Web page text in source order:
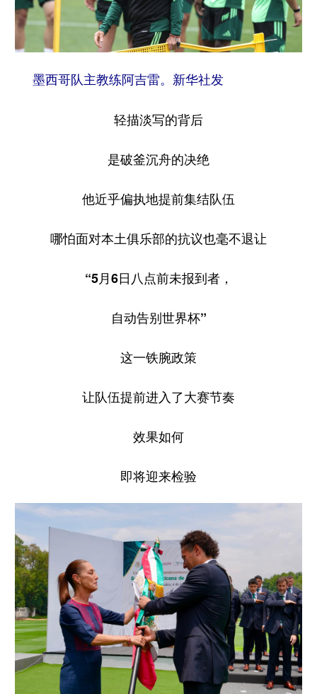
墨西哥队主教练阿吉雷。新华社发
轻描淡写的背后
是破釜沉舟的决绝
他近乎偏执地提前集结队伍
哪怕面对本土俱乐部的抗议也毫不退让
“5月6日八点前未报到者，
自动告别世界杯”
这一铁腕政策
让队伍提前进入了大赛节奏
效果如何
即将迎来检验